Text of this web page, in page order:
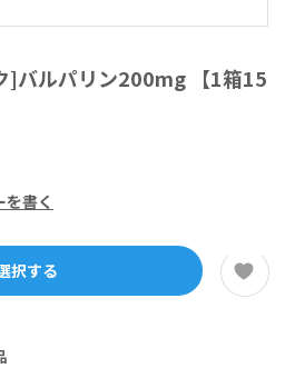
]バルパリン200mg 【1箱15
を書く
択する